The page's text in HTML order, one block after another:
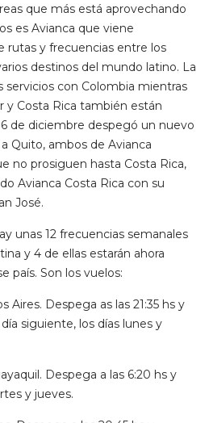
que más está aprovechando
es Avianca que viene
rutas y frecuencias entre los
destinos del mundo latino. La
servicios con Colombia mientras
y Costa Rica también están
de diciembre despegó un nuevo
Quito, ambos de Avianca
no prosiguen hasta Costa Rica,
Avianca Costa Rica con su
José.
unas 12 frecuencias semanales
y 4 de ellas estarán ahora
país. Son los vuelos:
Aires. Despega as las 21:35 hs y
siguiente, los días lunes y
Despega a las 6:20 hs y
y jueves.